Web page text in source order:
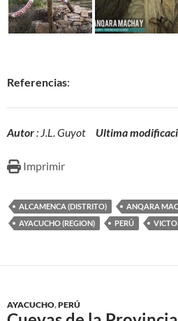
Referencias:
Autor: J.L. Guyot Ultima
Imprimir
ALCAMENCA (DISTRITO)
ANQARA
AYACUCHO (REGION)
PERÚ
AYACUCHO,PERÚ